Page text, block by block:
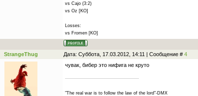
vs Cajo (3:2)
vs Oz [KO]
Losses:
vs Fromen [KO]
StrangeThug Дата: Суббота, 17.03.2012, 14:11 | Сообщение # 4
чувак, бибер это нифига не круто
"The real war is to follow the law of the lord"-DMX